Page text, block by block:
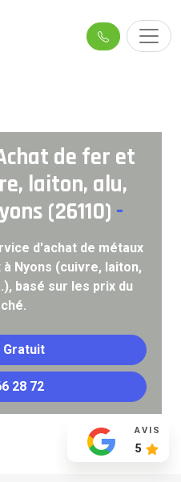
de fer et
laiton, alu,
(26110) -
d'achat de métaux
Nyons (cuivre, laiton,
basé sur les prix du
Gratuit
28 72
AVIS
5